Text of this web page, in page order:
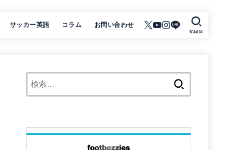
サッカー英語 コラム お問い合わせ
SEARCH